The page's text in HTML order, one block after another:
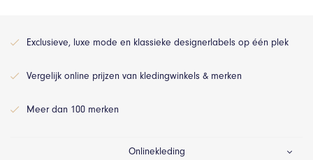
Exclusieve, luxe mode en klassieke designerlabels op één plek
Vergelijk online prijzen van kledingwinkels & merken
Meer dan 100 merken
Onlinekleding